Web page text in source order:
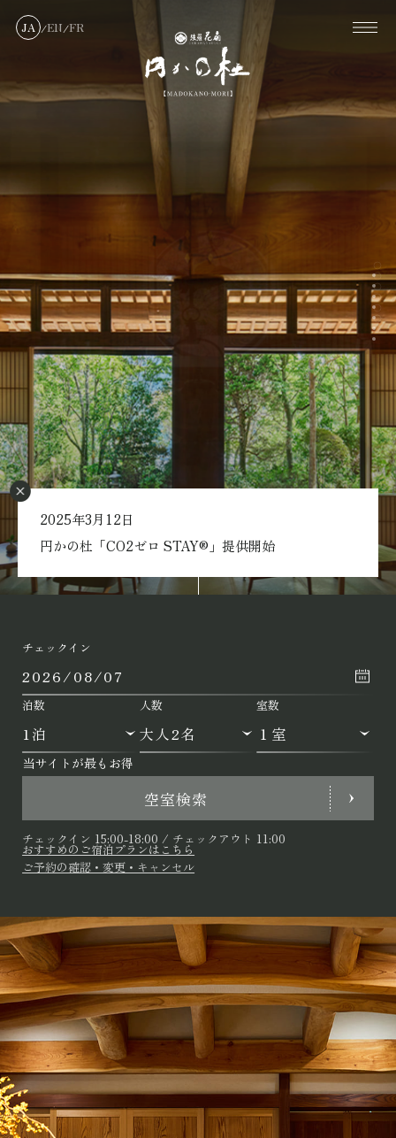
JA /EN/FR
2025年3月12日
円かの杜「CO2ゼロ STAY®」提供開始
チェックイン
泊数 人数 室数
当サイトが最もお得
空室検索
チェックイン 15:00-18:00 / チェックアウト 11:00
おすすめのご宿泊プランはこちら
ご予約の確認・変更・キャンセル